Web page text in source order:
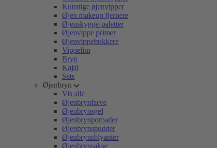
Kunstige øjenvipper
Øjen makeup fjernere
Øjenskygge-paletter
Øjenvippe primer
Øjenvippebukkere
Vippelim
Bryn
Kajal
Sets
Øjenbryn
Vis alle
Øjenbrynfarve
Øjenbrynsgel
Øjenbrynpomader
Øjenbrynspudder
Øjenbrynsblyanter
Øjenbrynsakse